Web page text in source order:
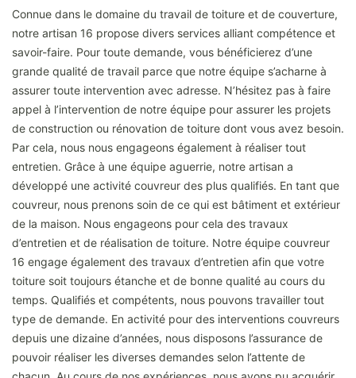
Connue dans le domaine du travail de toiture et de couverture,
notre artisan 16 propose divers services alliant compétence et
savoir-faire. Pour toute demande, vous bénéficierez d’une
grande qualité de travail parce que notre équipe s’acharne à
assurer toute intervention avec adresse. N’hésitez pas à faire
appel à l’intervention de notre équipe pour assurer les projets
de construction ou rénovation de toiture dont vous avez besoin.
Par cela, nous nous engageons également à réaliser tout
entretien. Grâce à une équipe aguerrie, notre artisan a
développé une activité couvreur des plus qualifiés. En tant que
couvreur, nous prenons soin de ce qui est bâtiment et extérieur
de la maison. Nous engageons pour cela des travaux
d’entretien et de réalisation de toiture. Notre équipe couvreur
16 engage également des travaux d’entretien afin que votre
toiture soit toujours étanche et de bonne qualité au cours du
temps. Qualifiés et compétents, nous pouvons travailler tout
type de demande. En activité pour des interventions couvreurs
depuis une dizaine d’années, nous disposons l’assurance de
pouvoir réaliser les diverses demandes selon l’attente de